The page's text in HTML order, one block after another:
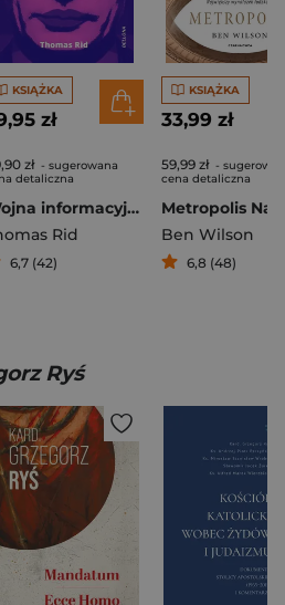
Kerner Eric Pincas
KSIĄŻKA
zł
zł - sugerowana
detaliczna
Wojna informacyjna
Rid
6,7 (42)
KSIĄŻKA
33,99 zł
59,99 zł -
cena detaliczna
Ben Wilson
6,8 (48)
Ryś